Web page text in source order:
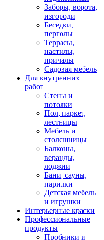
Заборы, ворота,
изгороди
Беседки,
перголы
Террасы,
настилы,
причалы
Садовая мебель
Для внутренних
работ
Стены и
потолки
Пол, паркет,
лестницы
Мебель и
столешницы
Балконы,
веранды,
лоджии
Бани, сауны,
парилки
Детская мебель
и игрушки
Интерьерные краски
Профессиональные
продукты
Пробники и